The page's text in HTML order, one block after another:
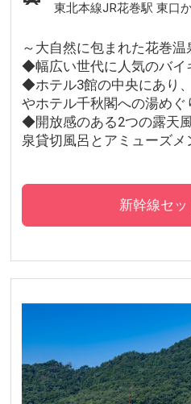
東北本線JR花巻駅 東口
～大自然に包まれた花巻温
◆幅広い世代に人気のバイ
◆ホテル3館の中央にあり
やホテル千秋閣への湯めぐ
◆開放感のある2つの露天
泉貸切風呂とアミューズメ
新幹線セ